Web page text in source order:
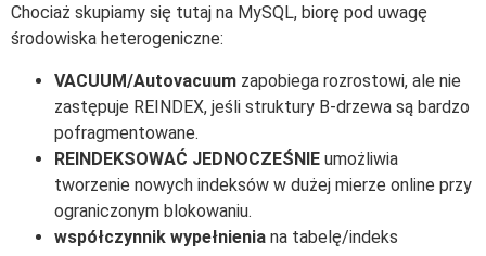
Chociaż skupiamy się tutaj na MySQL, biorę pod uwagę
środowiska heterogeniczne:
VACUUM/Autovacuum zapobiega rozrostowi, ale nie
zastępuje REINDEX, jeśli struktury B-drzewa są bardzo
pofragmentowane.
REINDEKSOWAĆ JEDNOCZEŚNIE umożliwia
tworzenie nowych indeksów w dużej mierze online przy
ograniczonym blokowaniu.
współczynnik wypełnienia na tabelę/indeks